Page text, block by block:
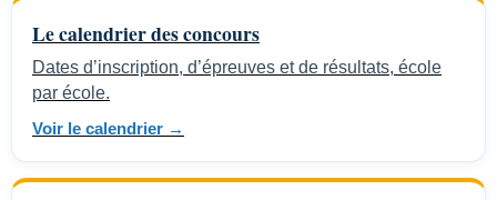
Le calendrier des concours
Dates d’inscription, d’épreuves et de résultats, école
par école.
Voir le calendrier →